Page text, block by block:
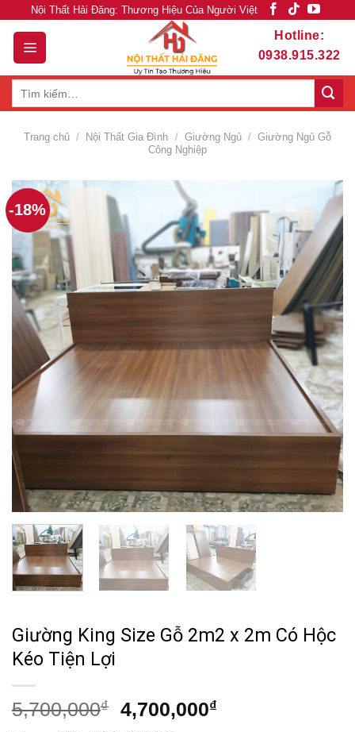
content
Nội Thất Hải Đăng: Thương Hiệu Của Người Việt
Hotline:
0938.915.322
Trang chủ / Nội Thất Gia Đình / Giường Ngủ / Giường Ngủ Gỗ
Công Nghiệp
-18%
Giường King Size Gỗ 2m2 x 2m Có Hộc
Kéo Tiện Lợi
5,700,000₫
Giá
4,700,000₫Giá